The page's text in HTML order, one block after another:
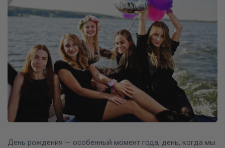
День рождения — особенный момент года, день, когда мы